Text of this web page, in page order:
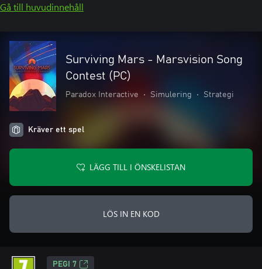
Gå till huvudinnehåll
Surviving Mars - Marsvision Song
Contest (PC)
Paradox Interactive • Simulering • Strategi
Kräver ett spel
LÄGG TILL I ÖNSKELISTAN
LÖS IN EN KOD
PEGI 7